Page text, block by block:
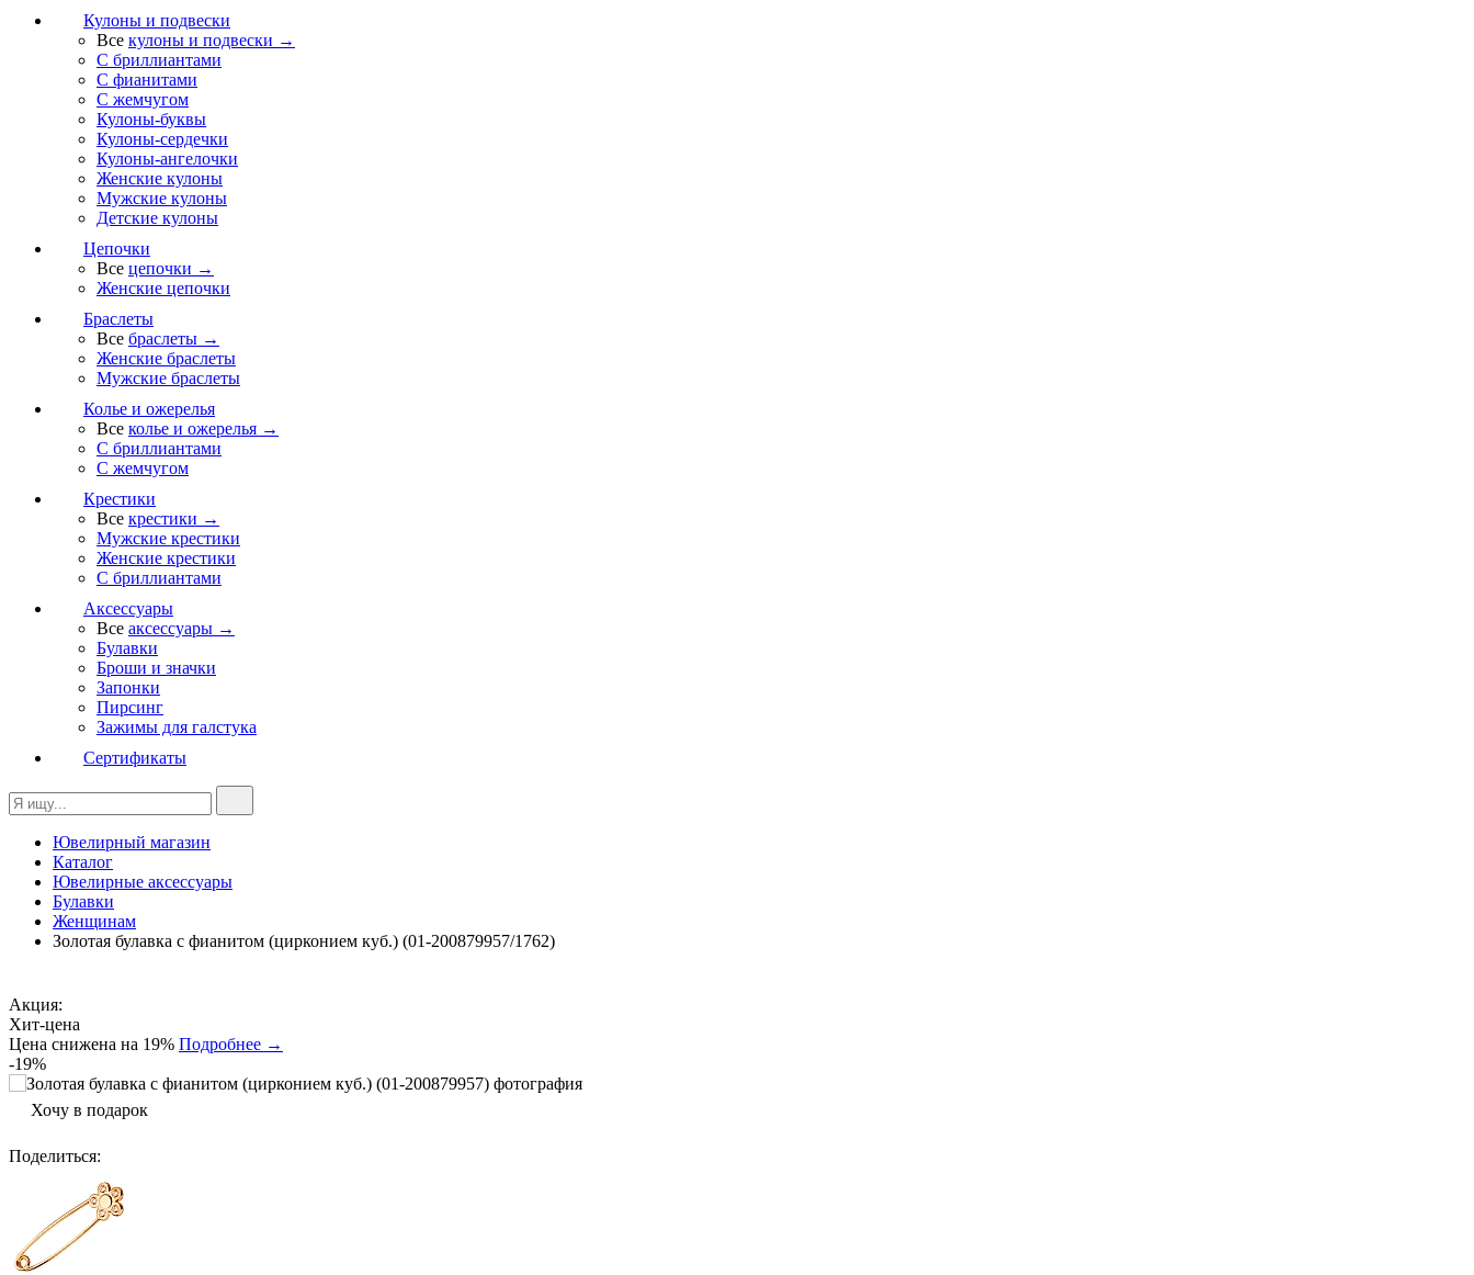
Кулоны и подвески
Все кулоны и подвески →
С бриллиантами
С фианитами
С жемчугом
Кулоны-буквы
Кулоны-сердечки
Кулоны-ангелочки
Женские кулоны
Мужские кулоны
Детские кулоны
Цепочки
Все цепочки →
Женские цепочки
Браслеты
Все браслеты →
Женские браслеты
Мужские браслеты
Колье и ожерелья
Все колье и ожерелья →
С бриллиантами
С жемчугом
Крестики
Все крестики →
Мужские крестики
Женские крестики
С бриллиантами
Аксессуары
Все аксессуары →
Булавки
Броши и значки
Запонки
Пирсинг
Зажимы для галстука
Сертификаты
Ювелирный магазин
Каталог
Ювелирные аксессуары
Булавки
Женщинам
Золотая булавка с фианитом (цирконием куб.) (01-200879957/1762)
Акция:
Хит-цена
Цена снижена на 19% Подробнее →
-19%
Хочу в подарок
Поделиться: